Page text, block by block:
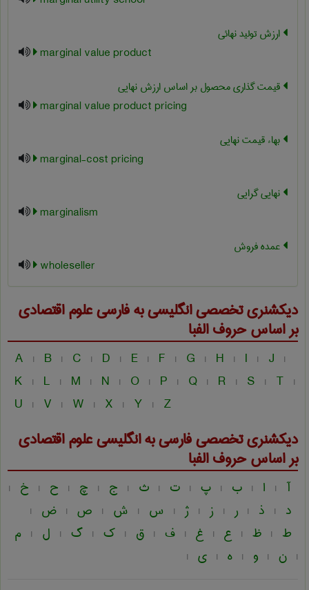
ارزش تولید نهائی
marginal value product
قیمت گذاری محصول بر اساس ارزش نهایی
marginal value product pricing
بهاء قیمت نهایی
marginal-cost pricing
نهایی گرایی
marginalism
عمده فروش
wholeseller
دیکشنری تخصصی انگلیسی به فارسیعلوم اقتصادی
بر اساس حروف الفبا
A | B | C | D | E | F | G | H | I | J |
K | L | M | N | O | P | Q | R | S | T |
U | V | W | X | Y | Z
دیکشنری تخصصی فارسی به انگلیسیعلوم اقتصادی
بر اساس حروف الفبا
آ | ا | ب | پ | ت | ث | ج | چ | ح | خ |
د | ذ | ر | ز | ژ | س | ش | ص | ض |
ط | ظ | ع | غ | ف | ق | ک | گ | ل | م
| ن | و | ه | ی |